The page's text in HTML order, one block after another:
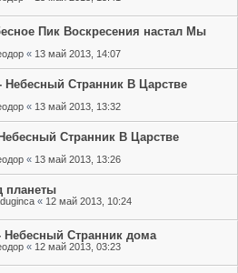
Пик Воскресения настал Мы
« 13 май 2013, 14:07
Небесный Странник В Царстве
« 13 май 2013, 13:32
Странник В Царстве
« 13 май 2013, 13:26
планеты
« 12 май 2013, 10:24
Небесный Странник дома
« 12 май 2013, 03:23